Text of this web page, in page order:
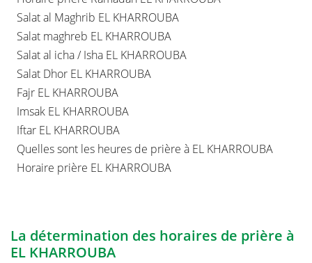
Salat al Maghrib EL KHARROUBA
Salat maghreb EL KHARROUBA
Salat al icha / Isha EL KHARROUBA
Salat Dhor EL KHARROUBA
Fajr EL KHARROUBA
Imsak EL KHARROUBA
Iftar EL KHARROUBA
Quelles sont les heures de prière à EL KHARROUBA
Horaire prière EL KHARROUBA
La détermination des horaires de prière à
EL KHARROUBA